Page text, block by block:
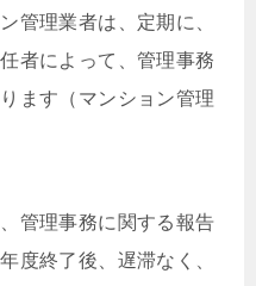
管理業者は、定期に、
者によって、管理事務
ます（マンション管理
管理事務に関する報告
度終了後、遅滞なく、